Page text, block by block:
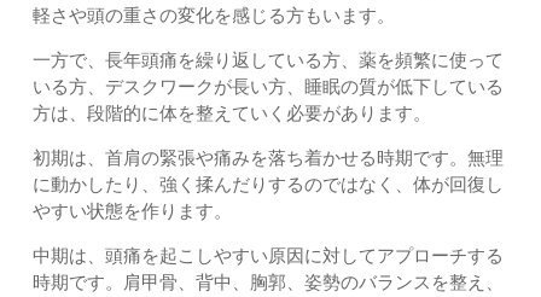
軽さや頭の重さの変化を感じる方もいます。
一方で、長年頭痛を繰り返している方、薬を頻繁に使って
いる方、デスクワークが長い方、睡眠の質が低下している
方は、段階的に体を整えていく必要があります。
初期は、首肩の緊張や痛みを落ち着かせる時期です。無理
に動かしたり、強く揉んだりするのではなく、体が回復し
やすい状態を作ります。
中期は、頭痛を起こしやすい原因に対してアプローチする
時期です。肩甲骨、背中、胸郭、姿勢のバランスを整え、